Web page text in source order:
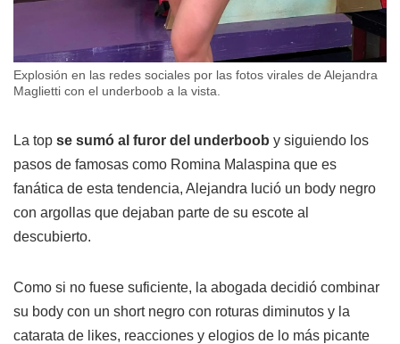
Explosión en las redes sociales por las fotos virales de Alejandra
Maglietti con el underboob a la vista.
La top se sumó al furor del underboob y siguiendo los
pasos de famosas como Romina Malaspina que es
fanática de esta tendencia, Alejandra lució un body negro
con argollas que dejaban parte de su escote al
descubierto.
Como si no fuese suficiente, la abogada decidió combinar
su body con un short negro con roturas diminutos y la
catarata de likes, reacciones y elogios de lo más picante